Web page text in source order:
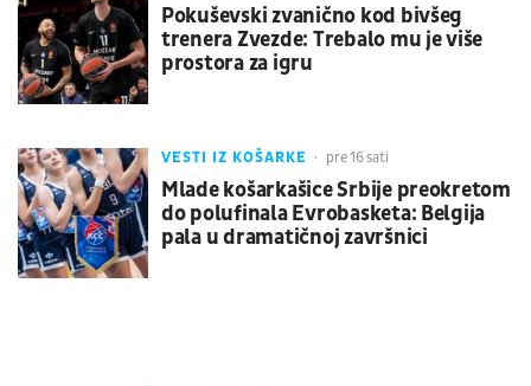
Pokuševski zvanično kod bivšeg
trenera Zvezde: Trebalo mu je više
prostora za igru
VESTI IZ KOŠARKE pre 16 sati
Mlade košarkašice Srbije preokretom
do polufinala Evrobasketa: Belgija
pala u dramatičnoj završnici